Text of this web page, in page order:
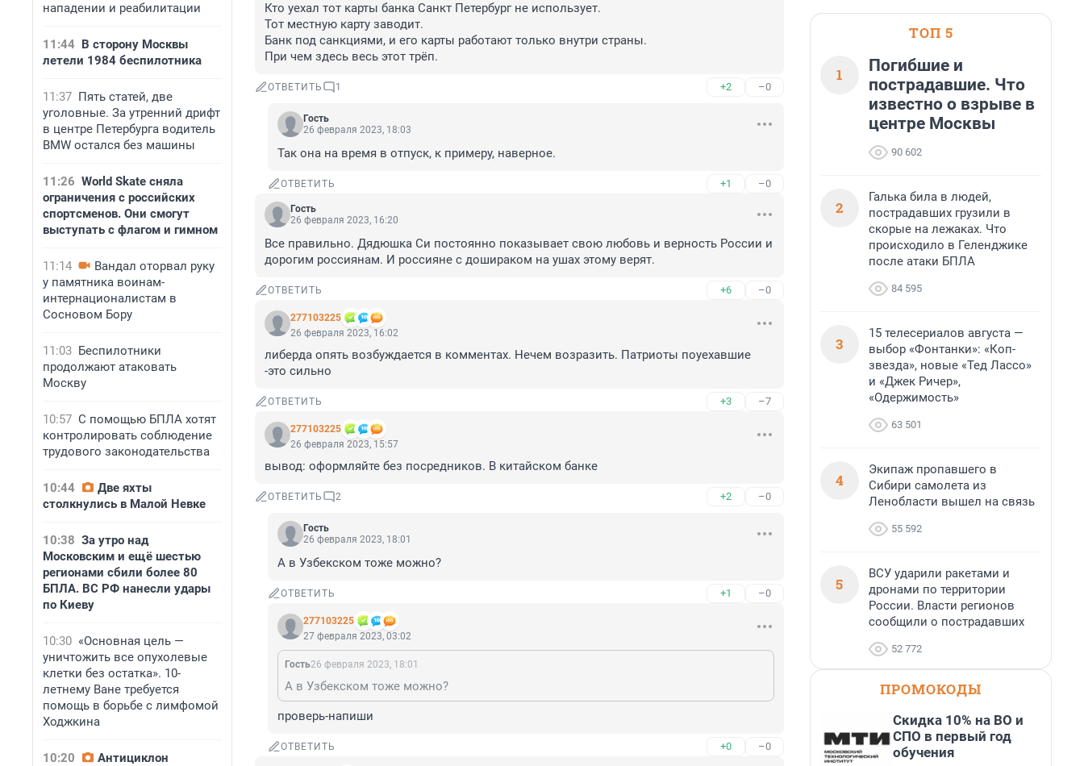
нападении и реабилитации
11:44 В сторону Москвы
летели 1984 беспилотника
11:37 Пять статей, две
уголовные. За утренний дрифт
в центре Петербурга водитель
BMW остался без машины
11:26 World Skate сняла
ограничения с российских
спортсменов. Они смогут
выступать с флагом и гимном
11:14
Вандал оторвал руку
у памятника воинам-
интернационалистам в
Сосновом Бору
11:03 Беспилотники
продолжают атаковать
Москву
10:57 С помощью БПЛА хотят
контролировать соблюдение
трудового законодательства
10:44
Две яхты
столкнулись в Малой Невке
10:38 За утро над
Московским и ещё шестью
регионами сбили более 80
БПЛА. ВС РФ нанесли удары
по Киеву
10:30 «Основная цель —
уничтожить все опухолевые
клетки без остатка». 10-
летнему Ване требуется
помощь в борьбе с лимфомой
Ходжкина
10:20
Антициклон
Кто уехал тот карты банка Санкт Петербург не использует.
Тот местную карту заводит.
Банк под санкциями, и его карты работают только внутри страны.
При чем здесь весь этот трёп.
ОТВЕТИТЬ 1 +2 –0
Гость
26 февраля 2023, 18:03
Так она на время в отпуск, к примеру, наверное.
ОТВЕТИТЬ +1 –0
Гость
26 февраля 2023, 16:20
Все правильно. Дядюшка Си постоянно показывает свою любовь и верность России и
дорогим россиянам. И россияне с дошираком на ушах этому верят.
ОТВЕТИТЬ +6 –0
277103225
26 февраля 2023, 16:02
либерда опять возбуждается в комментах. Нечем возразить. Патриоты поуехавшие
-это сильно
ОТВЕТИТЬ +3 –7
277103225
26 февраля 2023, 15:57
вывод: оформляйте без посредников. В китайском банке
ОТВЕТИТЬ 2 +2 –0
Гость
26 февраля 2023, 18:01
А в Узбекском тоже можно?
ОТВЕТИТЬ +1 –0
277103225
27 февраля 2023, 03:02
Гость26 февраля 2023, 18:01
А в Узбекском тоже можно?
проверь-напиши
ОТВЕТИТЬ +0 –0
ТОП 5
1
Погибшие и
пострадавшие. Что
известно о взрыве в
центре Москвы
90 602
2
Галька била в людей,
пострадавших грузили в
скорые на лежаках. Что
происходило в Геленджике
после атаки БПЛА
84 595
3
15 телесериалов августа —
выбор «Фонтанки»: «Коп-
звезда», новые «Тед Лассо»
и «Джек Ричер»,
«Одержимость»
63 501
4
Экипаж пропавшего в
Сибири самолета из
Ленобласти вышел на связь
55 592
5
ВСУ ударили ракетами и
дронами по территории
России. Власти регионов
сообщили о пострадавших
52 772
ПРОМОКОДЫ
Скидка 10% на ВО и
СПО в первый год
обучения